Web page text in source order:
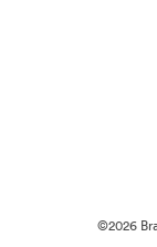
©2026